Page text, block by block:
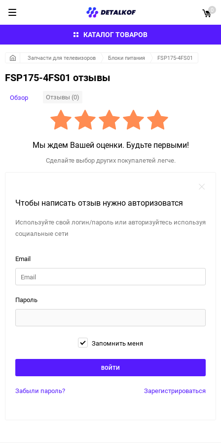
КАТАЛОГ ТОВАРОВ
0
Запчасти для телевизоров Блоки питания FSP175-4FS01
FSP175-4FS01 отзывы
Обзор Отзывы (0)
Мы ждем Вашей оценки. Будьте первыми!
Сделайте выбор других покупалетей легче.
Чтобы написать отзыв нужно авторизоватся
Используйте свой логин/пароль или авторизуйтесь используя
социальные сети
Email
Пароль
Запомнить меня
Забыли пароль? Зарегистрироваться